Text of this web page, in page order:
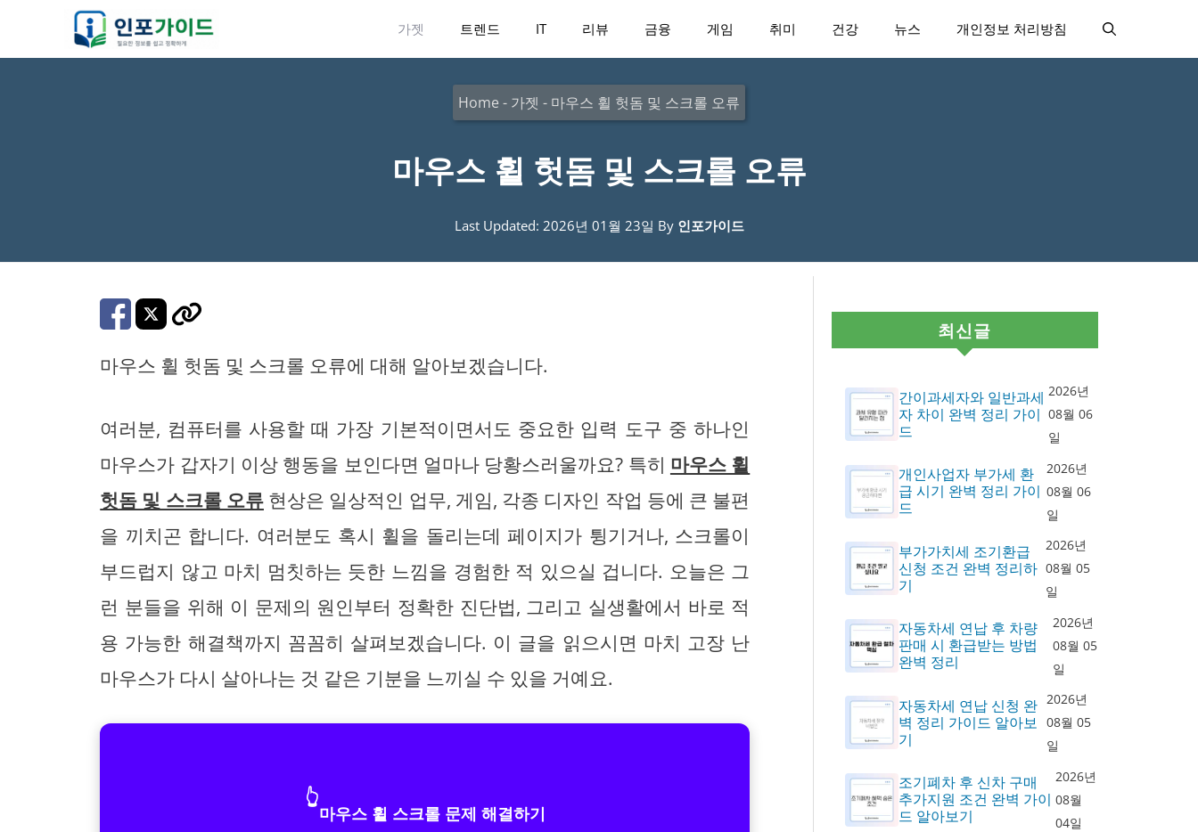
가젯 트렌드 IT 리뷰 금융 게임 취미 건강 뉴스 개인정보 처리방침
Home - 가젯 - 마우스 휠 헛돔 및 스크롤 오류
마우스 휠 헛돔 및 스크롤 오류
Last Updated: 2026년 01월 23일 By 인포가이드
마우스 휠 헛돔 및 스크롤 오류에 대해 알아보겠습니다.
여러분, 컴퓨터를 사용할 때 가장 기본적이면서도 중요한 입력 도구 중 하나인
마우스가 갑자기 이상 행동을 보인다면 얼마나 당황스러울까요? 특히 마우스 휠
헛돔 및 스크롤 오류현상은 일상적인 업무, 게임, 각종 디자인 작업 등에 큰 불편
을 끼치곤 합니다. 여러분도 혹시 휠을 돌리는데 페이지가 튕기거나, 스크롤이
부드럽지 않고 마치 멈칫하는 듯한 느낌을 경험한 적 있으실 겁니다. 오늘은 그
런 분들을 위해 이 문제의 원인부터 정확한 진단법, 그리고 실생활에서 바로 적
용 가능한 해결책까지 꼼꼼히 살펴보겠습니다. 이 글을 읽으시면 마치 고장 난
마우스가 다시 살아나는 것 같은 기분을 느끼실 수 있을 거예요.
👆
마우스 휠 스크롤 문제 해결하기
최신글
간이과세자와 일반과세
자 차이 완벽 정리 가이
드
2026년
08월 06
일
개인사업자 부가세 환
급 시기 완벽 정리 가이
드
2026년
08월 06
일
부가가치세 조기환급
신청 조건 완벽 정리하
기
2026년
08월 05
일
자동차세 연납 후 차량
판매 시 환급받는 방법
완벽 정리
2026년
08월 05
일
자동차세 연납 신청 완
벽 정리 가이드 알아보
기
2026년
08월 05
일
조기폐차 후 신차 구매
추가지원 조건 완벽 가이
드 알아보기
2026년
08월
04일